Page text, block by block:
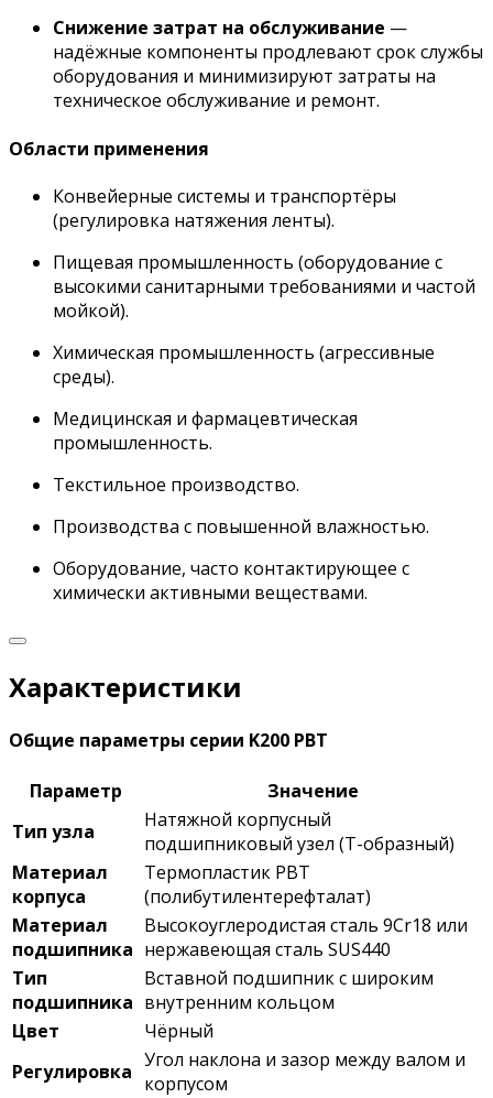
Снижение затрат на обслуживание —
надёжные компоненты продлевают срок службы
оборудования и минимизируют затраты на
техническое обслуживание и ремонт.
Области применения
Конвейерные системы и транспортёры
(регулировка натяжения ленты).
Пищевая промышленность (оборудование с
высокими санитарными требованиями и частой
мойкой).
Химическая промышленность (агрессивные
среды).
Медицинская и фармацевтическая
промышленность.
Текстильное производство.
Производства с повышенной влажностью.
Оборудование, часто контактирующее с
химически активными веществами.
Характеристики
Общие параметры серии K200 PBT
Параметр
Значение
Тип узла
Натяжной корпусный
подшипниковый узел (Т-образный)
Материал
корпуса
Термопластик PBT
(полибутилентерефталат)
Материал
подшипника
Высокоуглеродистая сталь 9Cr18 или
нержавеющая сталь SUS440
Тип
подшипника
Вставной подшипник с широким
внутренним кольцом
Цвет
Чёрный
Регулировка Угол наклона и зазор между валом и
корпусом